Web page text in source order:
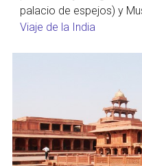
palacio de espejos) y
Viaje de la India